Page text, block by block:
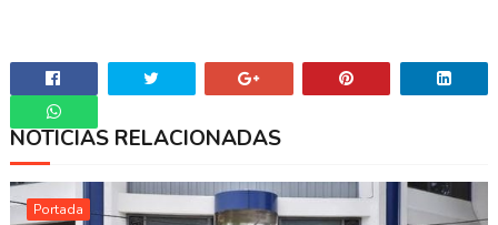
Whatsapp
NOTICIAS RELACIONADAS
Portada